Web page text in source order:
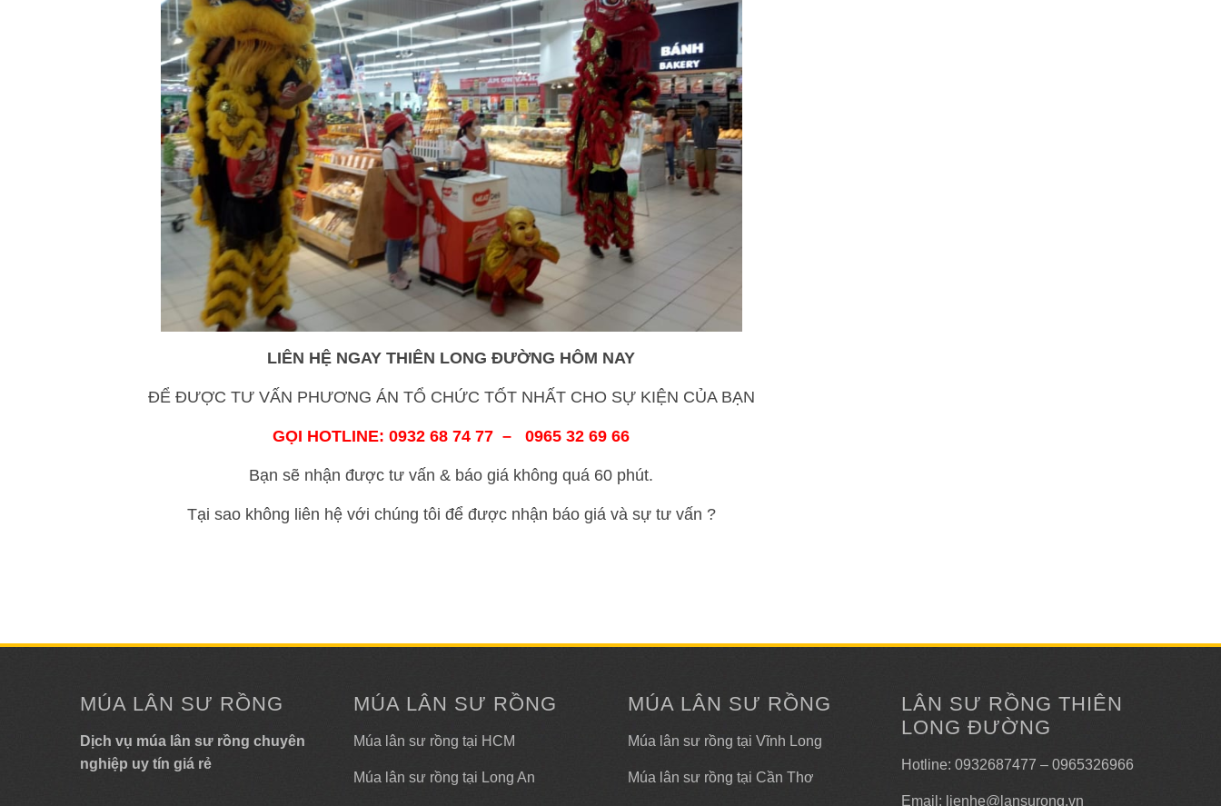
LIÊN HỆ NGAY THIÊN LONG ĐƯỜNG HÔM NAY
ĐỂ ĐƯỢC TƯ VẤN PHƯƠNG ÁN TỔ CHỨC TỐT NHẤT CHO SỰ KIỆN CỦA BẠN
GỌI HOTLINE: 0932 68 74 77 – 0965 32 69 66
Bạn sẽ nhận được tư vấn & báo giá không quá 60 phút.
Tại sao không liên hệ với chúng tôi để được nhận báo giá và sự tư vấn ?
MÚA LÂN SƯ RỒNG
Dịch vụ múa lân sư rồng chuyên
nghiệp uy tín giá rẻ
MÚA LÂN SƯ RỒNG
Múa lân sư rồng tại HCM
Múa lân sư rồng tại Long An
MÚA LÂN SƯ RỒNG
Múa lân sư rồng tại Vĩnh Long
Múa lân sư rồng tại Cần Thơ
LÂN SƯ RỒNG THIÊN
LONG ĐƯỜNG
Hotline: 0932687477 – 0965326966
Email: lienhe@lansurong.vn